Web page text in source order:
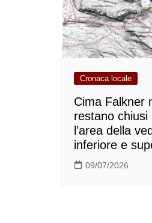
Cronaca locale
Cima Falkner
restano chiusi
l’area della
inferiore e
09/07/2026